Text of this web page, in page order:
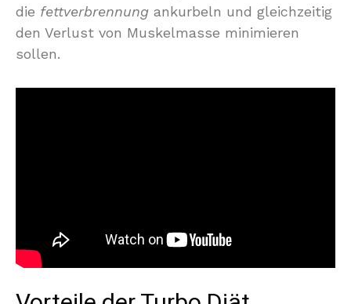
die fettverbrennung ankurbeln und gleichzeitig
den Verlust von Muskelmasse minimieren
sollen.